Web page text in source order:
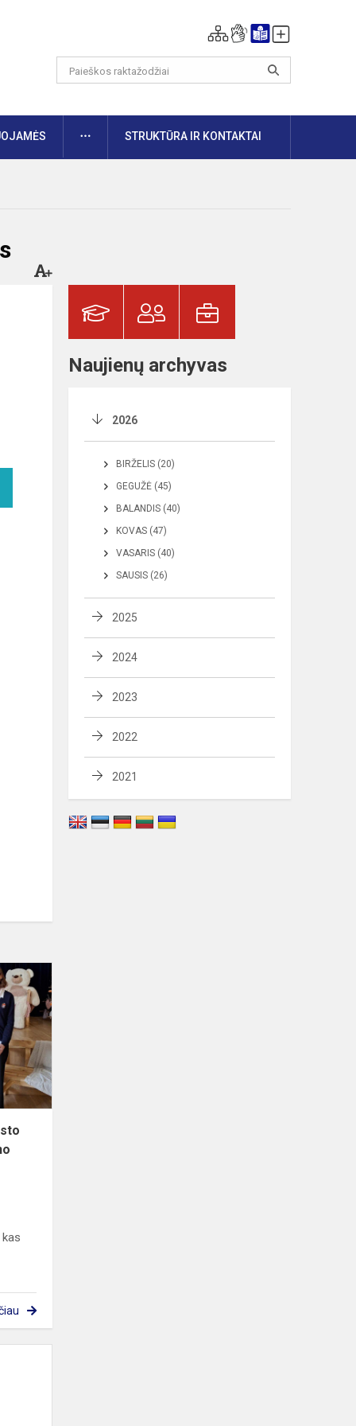
DAUGIAUSTRUKTŪRA IR KONTAKTAI
Vilniaus
miesto
mokyklų
ir
Anykščių
Antano
Vi...
Naujienų archyvas
2026
BIRŽELIS (20)
GEGUŽĖ (45)
BALANDIS (40)
KOVAS (47)
VASARIS (40)
SAUSIS (26)
2025
2024
2023
2022
2021